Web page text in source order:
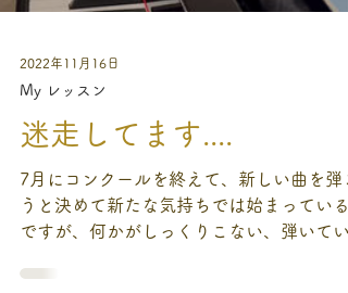
2022年11月16日
My レッスン
迷走してます....
7月にコンクールを終えて、新しい曲を弾
うと決めて新たな気持ちでは始まっている
ですが、何かがしっくりこない、弾いてい
でした。 今、取り組んでいるのは ・プロ